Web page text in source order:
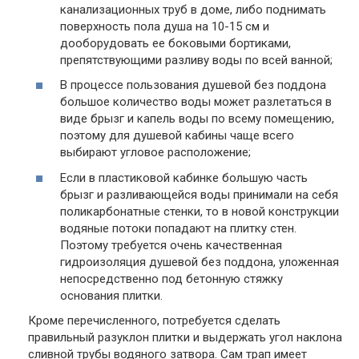
канализационных труб в доме, либо поднимать
поверхность пола душа на 10-15 см и
дооборудовать ее боковыми бортиками,
препятствующими разливу воды по всей ванной;
В процессе пользования душевой без поддона
большое количество воды может разлетаться в
виде брызг и капель воды по всему помещению,
поэтому для душевой кабины чаще всего
выбирают угловое расположение;
Если в пластиковой кабинке большую часть
брызг и разливающейся воды принимали на себя
поликарбонатные стенки, то в новой конструкции
водяные потоки попадают на плитку стен.
Поэтому требуется очень качественная
гидроизоляция душевой без поддона, уложенная
непосредственно под бетонную стяжку
основания плитки.
Кроме перечисленного, потребуется сделать
правильный разуклон плитки и выдержать угол наклона
сливной трубы водяного затвора. Сам трап имеет